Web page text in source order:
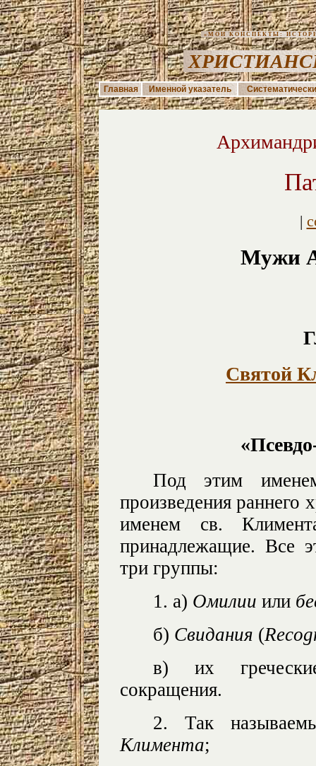
«МОИ КОНСПЕКТЫ:
Главная Именной указатель
|
Мужи
Святой
Под этим
произведения раннего
именем св.
принадлежащие. Все
три группы:
1. а) Омилии или
б) Свидания (
в) их
сокращения.
2. Так
Климента;